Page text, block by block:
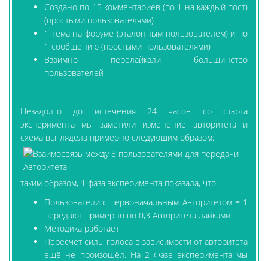
Создано по 15 комментариев (по 1 на каждый пост)
(простыми пользователями)
1 тема на форуме (эталонным пользователем) и по
1 сообщению (простыми пользователями)
Взаимно перелайкали большинство
пользователей
Незадолго до истечения 24 часов со старта
эксперимента мы заметили изменение авторитета и
схема выглядела примерно следующим образом:
таким образом, 1 фаза эксперимента показала, что
Пользователи с первоначальным Авторитетом = 1
передают примерно по 0,3 Авторитета лайками
Методика работает
Пересчёт силы голоса в зависимости от авторитета
ещё не произошёл. На 2 Фазе эксперимента мы